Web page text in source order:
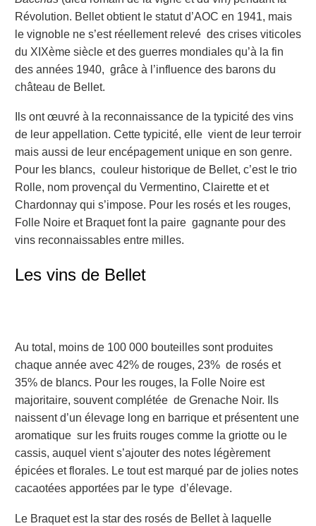
Révolution. Bellet obtient le statut d’AOC en 1941, mais
le vignoble ne s’est réellement relevé des crises viticoles
du XIXème siècle et des guerres mondiales qu’à la fin
des années 1940, grâce à l’influence des barons du
château de Bellet.
Ils ont œuvré à la reconnaissance de la typicité des vins
de leur appellation. Cette typicité, elle vient de leur terroir
mais aussi de leur encépagement unique en son genre.
Pour les blancs, couleur historique de Bellet, c’est le trio
Rolle, nom provençal du Vermentino, Clairette et et
Chardonnay qui s’impose. Pour les rosés et les rouges,
Folle Noire et Braquet font la paire gagnante pour des
vins reconnaissables entre milles.
Les vins de Bellet
Au total, moins de 100 000 bouteilles sont produites
chaque année avec 42% de rouges, 23% de rosés et
35% de blancs. Pour les rouges, la Folle Noire est
majoritaire, souvent complétée de Grenache Noir. Ils
naissent d’un élevage long en barrique et présentent une
aromatique sur les fruits rouges comme la griotte ou le
cassis, auquel vient s’ajouter des notes légèrement
épicées et florales. Le tout est marqué par de jolies notes
cacaotées apportées par le type d’élevage.
Le Braquet est la star des rosés de Bellet à laquelle